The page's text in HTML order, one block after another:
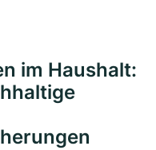
im Haushalt: